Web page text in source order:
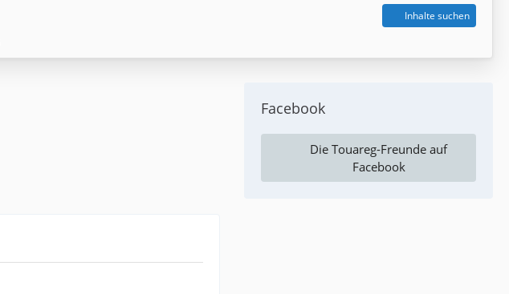
Inhalte suchen
Facebook
Die Touareg-Freunde auf
Facebook